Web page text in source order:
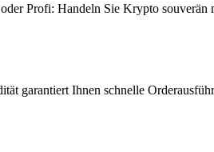
Profi: Handeln Sie Krypto souverän
garantiert Ihnen schnelle